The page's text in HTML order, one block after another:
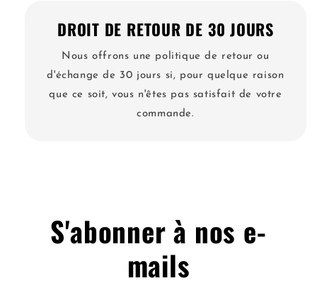
DROIT DE RETOUR DE 30 JOURS
Nous offrons une politique de retour ou
d'échange de 30 jours si, pour quelque raison
que ce soit, vous n'êtes pas satisfait de votre
commande.
S'abonner à nos e-
mails